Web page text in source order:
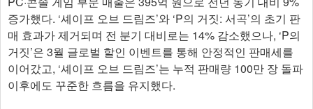
증가했다. ‘셰이프 오브 드림즈’와 ‘P의 거짓: 서곡’의 초기 판
매 효과가 제거되며 전 분기 대비로는 14% 감소했으나, ‘P의
거짓’은 3월 글로벌 할인 이벤트를 통해 안정적인 판매세를
이어갔고, ‘셰이프 오브 드림즈’는 누적 판매량 100만 장 돌파
이후에도 꾸준한 흐름을 유지했다.